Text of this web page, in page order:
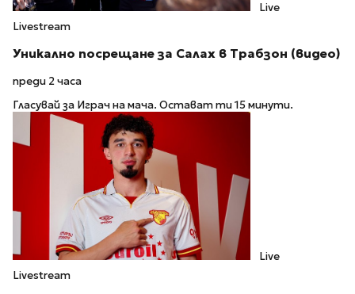
Live
Livestream
Уникално посрещане за Салах в Трабзон (видео)
преди 2 часа
Гласувай за Играч на мача. Остават ти 15 минути.
Live
Livestream